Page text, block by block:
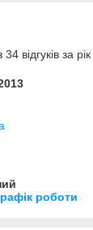
відгуків за рік
роботи